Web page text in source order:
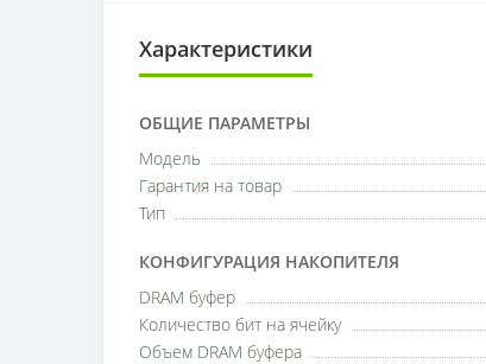
Характеристики
ОБЩИЕ ПАРАМЕТРЫ
Модель
Гарантия на товар
Тип
КОНФИГУРАЦИЯ НАКОПИТЕЛЯ
DRAM буфер
Количество бит на ячейку
Объем DRAM буфера